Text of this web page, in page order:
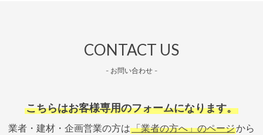
CONTACT US
- お問い合わせ -
こちらはお客様専用のフォームになります。
業者・建材・企画営業の方は「業者の方へ」のページから